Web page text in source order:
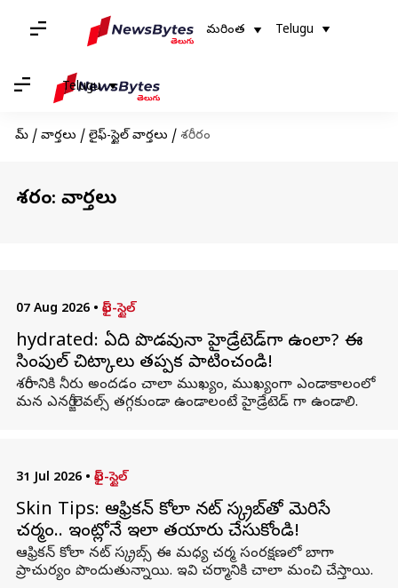
మరింత Telugu
Telugu
హోమ్ / వార్తలు / లైఫ్-స్టైల్ వార్తలు / శరీరం
శరీరం: వార్తలు
07 Aug 2026 • లైఫ్-స్టైల్
hydrated: ఏడాది పొడవునా హైడ్రేటెడ్‌గా ఉండాలా? ఈ
సింపుల్ చిట్కాలు తప్పక పాటించండి!
శరీరానికి నీరు అందడం చాలా ముఖ్యం, ముఖ్యంగా ఎండాకాలంలో
మన ఎనర్జీ లెవల్స్ తగ్గకుండా ఉండాలంటే హైడ్రేటెడ్ గా ఉండాలి.
31 Jul 2026 • లైఫ్-స్టైల్
Skin Tips: ఆఫ్రికన్ కోలా నట్ స్క్రబ్‌తో మెరిసే
చర్మం.. ఇంట్లోనే ఇలా తయారు చేసుకోండి!
ఆఫ్రికన్ కోలా నట్ స్క్రబ్స్ ఈ మధ్య చర్మ సంరక్షణలో బాగా
ప్రాచుర్యం పొందుతున్నాయి. ఇవి చర్మానికి చాలా మంచి చేస్తాయి.